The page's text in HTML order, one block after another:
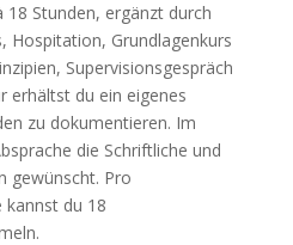
18 Stunden, ergänzt durch
Hospitation, Grundlagenkurs
Supervisionsgespräch
erhältst du ein eigenes
zu dokumentieren. Im
die Schriftliche und
gewünscht. Pro
kannst du 18